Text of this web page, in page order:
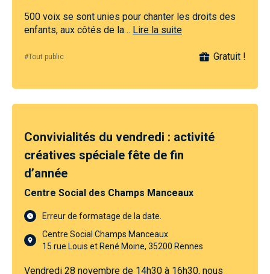
500 voix se sont unies pour chanter les droits des
enfants, aux côtés de la… Lire la suite
#Tout public Gratuit !
Convivialités du vendredi : activité
créatives spéciale fête de fin
d’année
Centre Social des Champs Manceaux
Erreur de formatage de la date.
Centre Social Champs Manceaux
15 rue Louis et René Moine, 35200 Rennes
Vendredi 28 novembre de 14h30 à 16h30, nous